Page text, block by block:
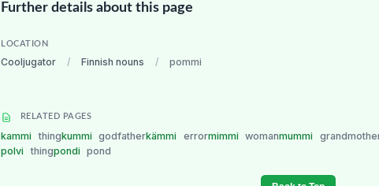
Further details about this page
LOCATION
Cooljugator / Finnish nouns / pommi
RELATED PAGES
kammi thingkummi godfatherkämmi errormimmi womanmummi
polvi
thingpondi pond